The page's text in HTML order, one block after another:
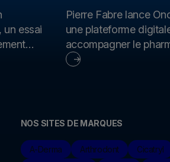
un essai
Pierre Fabre lance
une plateforme digitale
accompagner le
d’officine et son
NOS SITES DE MARQUES
A-Derma Arthrodont Cicatryl